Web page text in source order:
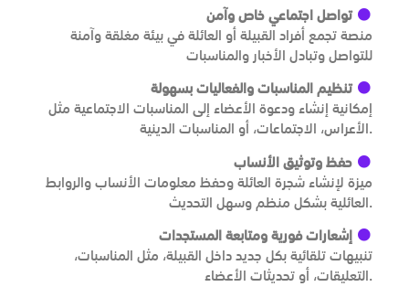
تواصل اجتماعي خاص وآمن
منصة تجمع أفراد القبيلة أو العائلة في بيئة مغلقة وآمنة
للتواصل وتبادل الأخبار والمناسبات
تنظيم المناسبات والفعاليات بسهولة
إمكانية إنشاء ودعوة الأعضاء إلى المناسبات الاجتماعية مثل
الأعراس، الاجتماعات، أو المناسبات الدينية.
حفظ وتوثيق الأنساب
ميزة لإنشاء شجرة العائلة وحفظ معلومات الأنساب والروابط
العائلية بشكل منظم وسهل التحديث.
إشعارات فورية ومتابعة المستجدات
تنبيهات تلقائية بكل جديد داخل القبيلة، مثل المناسبات،
التعليقات، أو تحديثات الأعضاء.